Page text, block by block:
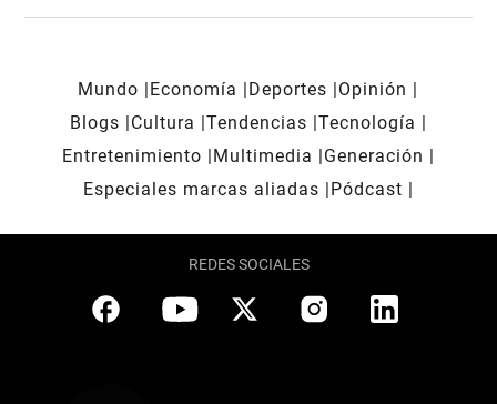
Mundo Economía Deportes
Opinión
Blogs
Cultura Tendencias Tecnología
Entretenimiento
Multimedia
Generación
Especiales marcas aliadas
Pódcast
REDES SOCIALES